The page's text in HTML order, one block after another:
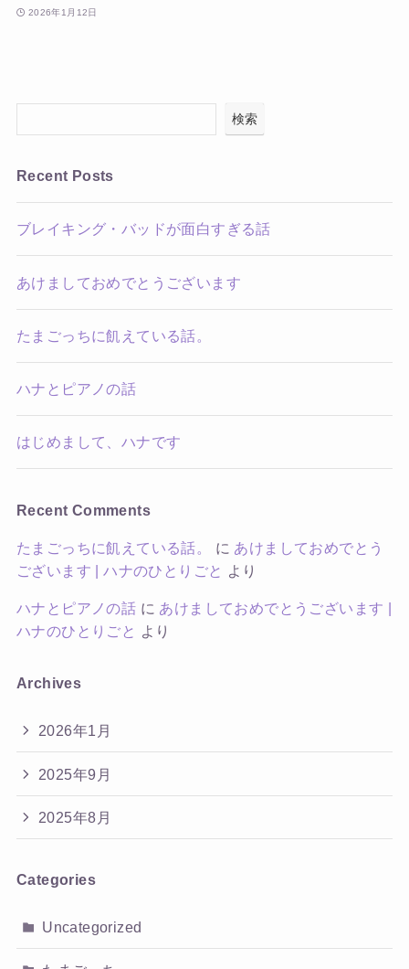
2026年1月12日
検索
Recent Posts
ブレイキング・バッドが面白すぎる話
あけましておめでとうございます
たまごっちに飢えている話。
ハナとピアノの話
はじめまして、ハナです
Recent Comments
たまごっちに飢えている話。 に あけましておめでとう
ございます | ハナのひとりごと より
ハナとピアノの話 に あけましておめでとうございます |
ハナのひとりごと より
Archives
2026年1月
2025年9月
2025年8月
Categories
Uncategorized